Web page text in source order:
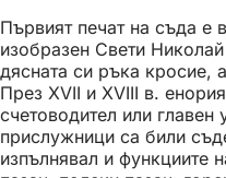
Първият печат на съда е
изобразен Свети
дясната си ръка кросие,
През XVII и XVIII в.
счетоводител или
прислужници са били
изпълнявал и функциите